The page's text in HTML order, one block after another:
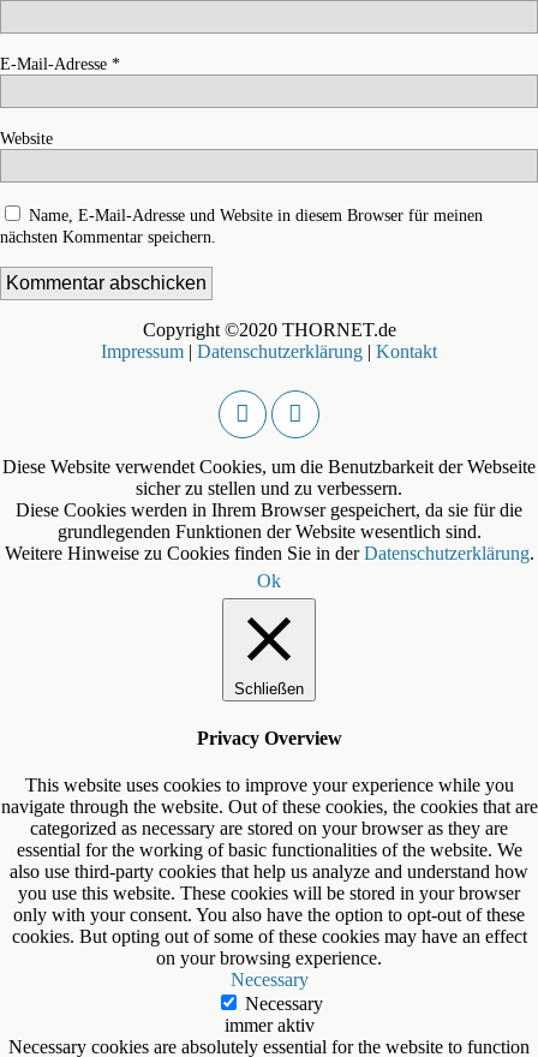
E-Mail-Adresse *
Website
Name, E-Mail-Adresse und Website in diesem Browser für meinen
nächsten Kommentar speichern.
Copyright ©2020 THORNET.de
Impressum | Datenschutzerklärung | Kontakt
Diese Website verwendet Cookies, um die Benutzbarkeit der Webseite
sicher zu stellen und zu verbessern.
Diese Cookies werden in Ihrem Browser gespeichert, da sie für die
grundlegenden Funktionen der Website wesentlich sind.
Weitere Hinweise zu Cookies finden Sie in derDatenschutzerklärung.
Ok
Schließen
Privacy Overview
This website uses cookies to improve your experience while you
navigate through the website. Out of these cookies, the cookies that are
categorized as necessary are stored on your browser as they are
essential for the working of basic functionalities of the website. We
also use third-party cookies that help us analyze and understand how
you use this website. These cookies will be stored in your browser
only with your consent. You also have the option to opt-out of these
cookies. But opting out of some of these cookies may have an effect
on your browsing experience.
Necessary
Necessary
immer aktiv
Necessary cookies are absolutely essential for the website to function